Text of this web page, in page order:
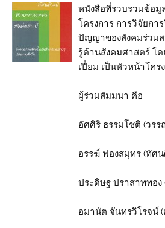
หนังสือที่รวบรวมข้อมู
โครงการ การวิจัยกา
ปัญญาของสังคมร่วม
รู้ด้านสังคมศาสตร์ โ
เปี่ยม เป็นหัวหน้าโคร
ผู้ร่วมสัมมนา คือ
อัศศิริ ธรรมโชติ (วร
อรรฆ์ ฟองสมุทร (ทัศ
ประดิษฐ ปราสาททอง
อมานัต จันทรวิโรจน์